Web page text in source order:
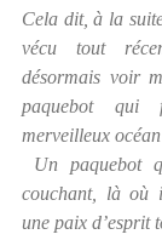
Cela dit, à la
vécu tout
désormais voir
paquebot qui
merveilleux
Un paquebot
couchant, là où
une paix d’esprit